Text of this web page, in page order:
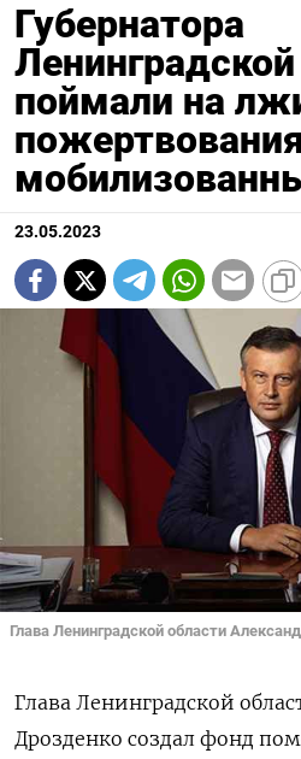
Губернатора
поймали на
23.05.2023
Глава Ленинградской области
Глава Ленинградской
Дрозденко создал фонд